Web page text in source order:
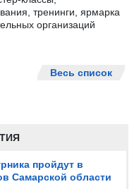
пройдут в
Самарской области
тренинги, ярмарка
организаций
Весь список